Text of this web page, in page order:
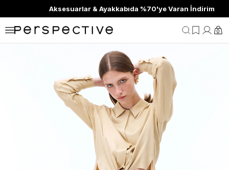
Aksesuarlar & Ayakkabıda %70'ye Varan İndirim
0